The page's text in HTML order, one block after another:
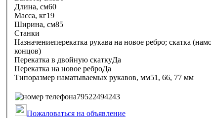
Длина, см60
Масса, кг19
Ширина, см85
Станки
Назначениеперекатка рукава на новое ребро; скатка
концов)
Перекатка в двойную скаткуДа
Перекатка на новое реброДа
Типоразмер наматываемых рукавов, мм51, 66, 77 мм
79522494243
Пожаловаться на объявление